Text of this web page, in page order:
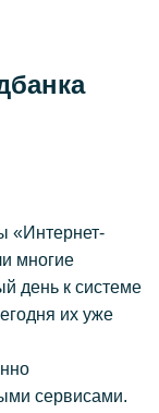
«Интернет-
многие
день к системе
их уже
сервисами.